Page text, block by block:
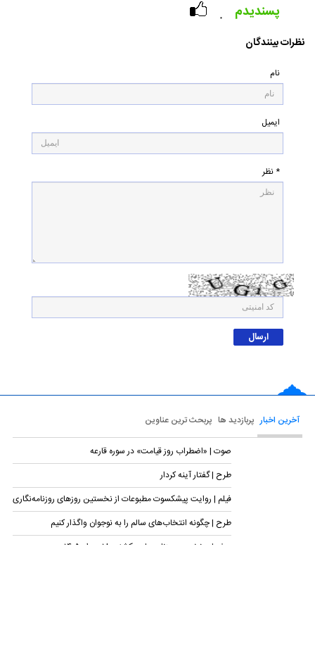
۰ پسندیدم
نظرات بینندگان
نام
ایمیل
* نظر
آخرین اخبار پربازدید ها پربحث ترین عناوین
صوت | «اضطراب روز قیامت» در سوره قارعه
طرح | گفتار آینه کردار
فیلم | روایت پیشکسوت مطبوعات از نخستین روزهای روزنامه‌نگاری
طرح | چگونه انتخاب‌های سالم را به نوجوان واگذار کنیم
صفحات نخست روزنامه‌های یکشنبه ۱۸ مرداد ۱۴۰۵